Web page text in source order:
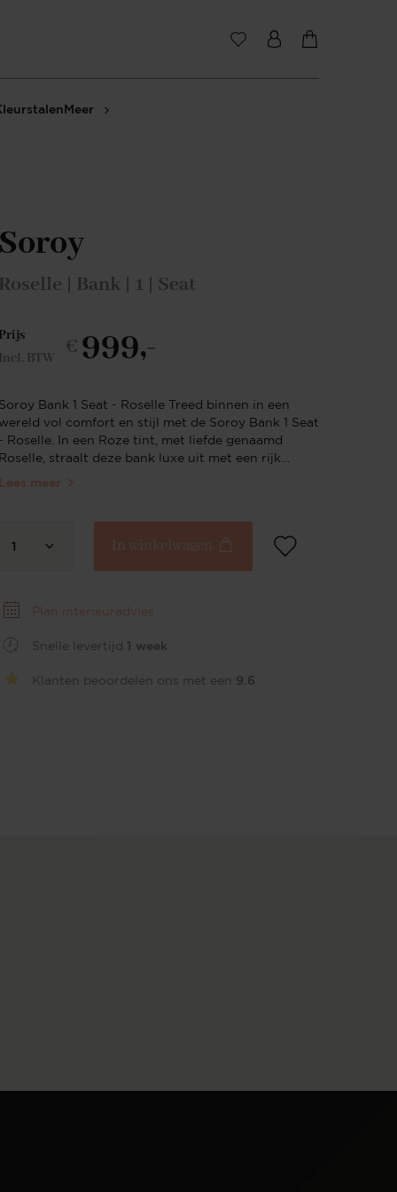
Meer
Soroy
Roselle | Bank | 1 | Seat
Prijs
Incl. BTW
€ 999,-
Soroy Bank 1 Seat - Roselle Treed binnen in een
wereld vol comfort en stijl met de Soroy Bank 1 Seat
- Roselle. In een Roze tint, met liefde genaamd
Roselle, straalt deze bank luxe uit met een rijk
textuurstof die zowel knus als chic is. De
uit te strekken en maximaal te relaxen. Ontworpen
Lees meer
1 In winkelwagen
Plan interieuradvies
Snelle levertijd 1 week
Klanten beoordelen ons met een 9.6